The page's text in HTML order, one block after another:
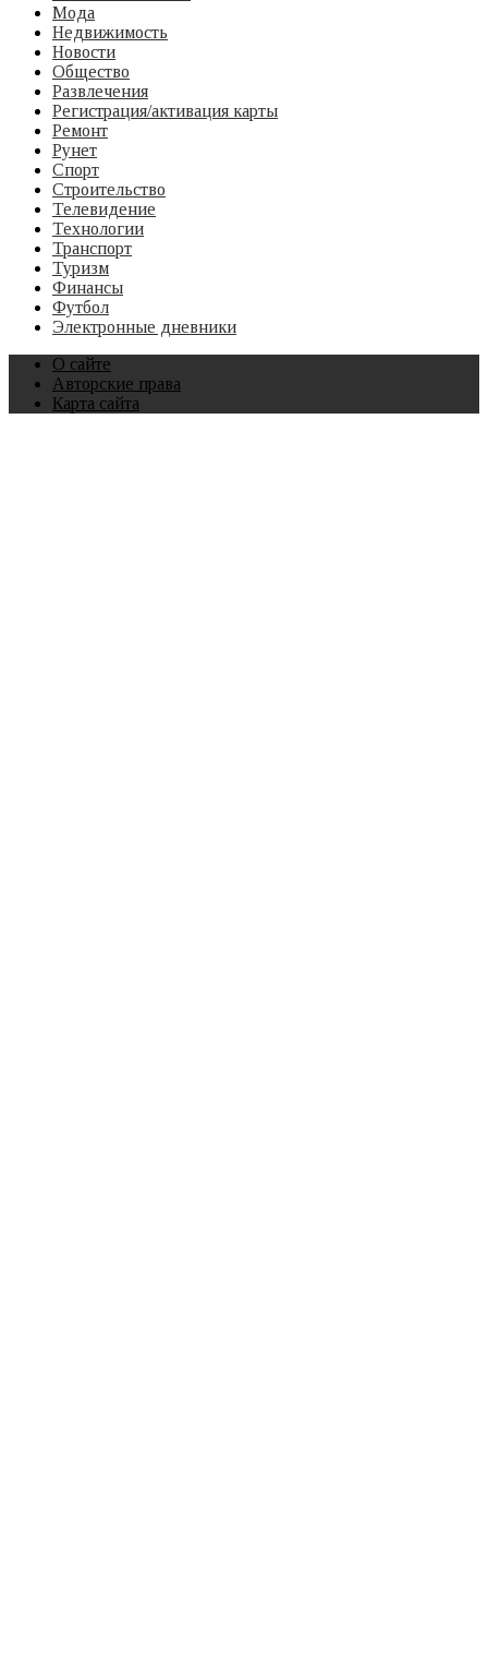
Мода
Недвижимость
Новости
Общество
Развлечения
Регистрация/активация карты
Ремонт
Рунет
Спорт
Строительство
Телевидение
Технологии
Транспорт
Туризм
Финансы
Футбол
Электронные дневники
О сайте
Авторские права
Карта сайта